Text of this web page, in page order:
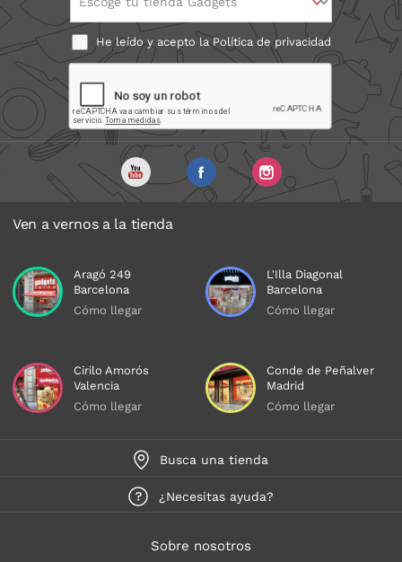
He leído y acepto laPolítica de privacidad
Ven a vernos a la tienda
Aragó 249
Barcelona
Cómo llegar
L'Illa Diagonal
Barcelona
Cómo llegar
Cirilo Amorós
Valencia
Cómo llegar
Conde de Peñalver
Madrid
Cómo llegar
Busca una tienda
¿Necesitas ayuda?
Sobre nosotros